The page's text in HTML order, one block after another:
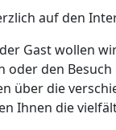
auf den
Gast wollen
oder den
über die
Ihnen die